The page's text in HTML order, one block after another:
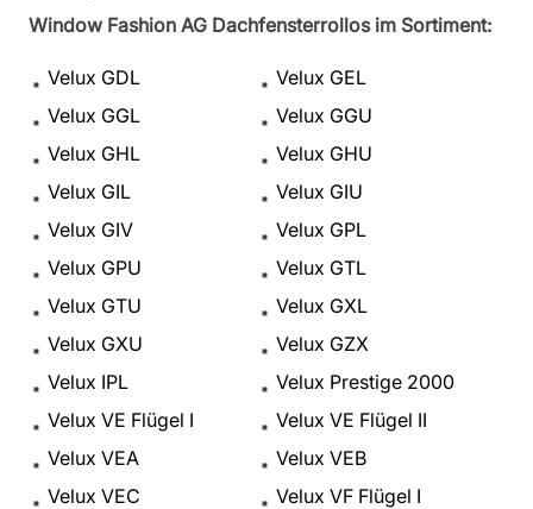
Window Fashion AG Dachfensterrollos im Sortiment:
Velux GDL
Velux GEL
Velux GGL
Velux GGU
Velux GHL
Velux GHU
Velux GIL
Velux GIU
Velux GIV
Velux GPL
Velux GPU
Velux GTL
Velux GTU
Velux GXL
Velux GXU
Velux GZX
Velux IPL
Velux Prestige 2000
Velux VE Flügel I
Velux VE Flügel II
Velux VEA
Velux VEB
Velux VEC
Velux VF Flügel I